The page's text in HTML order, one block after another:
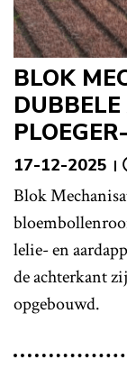
BLOK
17-12-2025
Blok
lelie- en
de achterkant
opgebouwd.